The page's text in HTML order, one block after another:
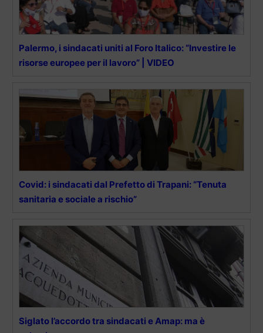
Palermo, i sindacati uniti al Foro Italico: “Investire le
risorse europee per il lavoro” | VIDEO
Covid: i sindacati dal Prefetto di Trapani: “Tenuta
sanitaria e sociale a rischio”
Siglato l’accordo tra sindacati e Amap: ma è